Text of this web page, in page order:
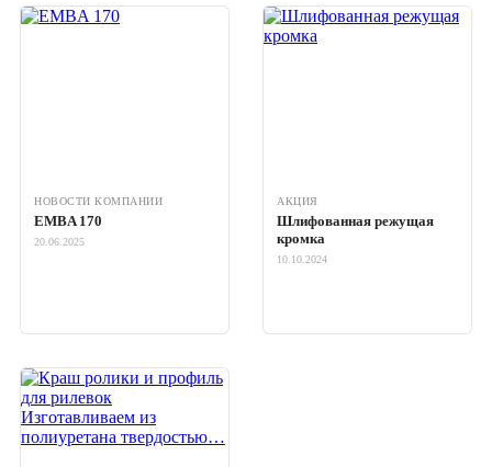
НОВОСТИ КОМПАНИИ
EMBA 170
20.06.2025
АКЦИЯ
Шлифованная режущая
кромка
10.10.2024